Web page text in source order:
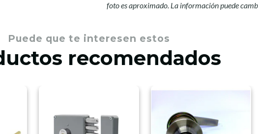
foto es aproximado. La información puede
Puede que te interesen estos
recomendados